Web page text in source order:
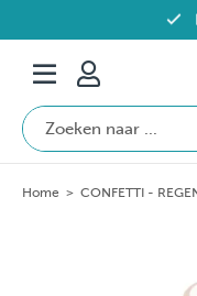
Gratis
Home > CONFETTI -